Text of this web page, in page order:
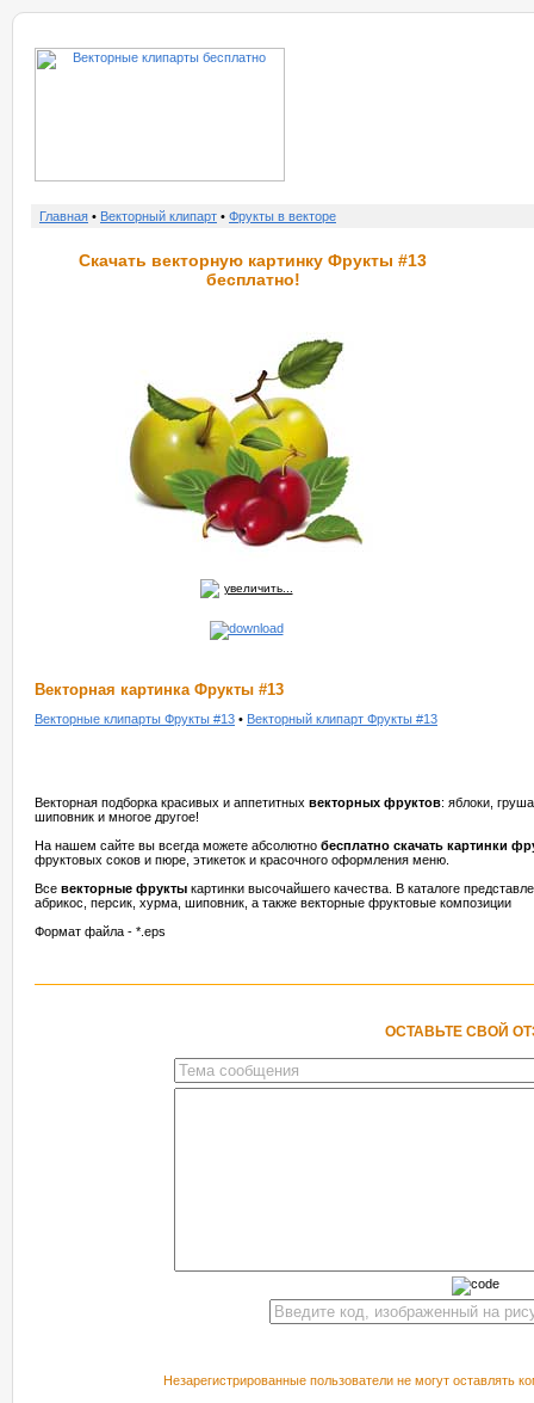
Главная • Векторный клипарт • Фрукты в векторе
Скачать векторную картинку Фрукты #13
бесплатно!
увеличить...
Векторная картинка Фрукты #13
Векторные клипарты Фрукты #13 • Векторный клипарт Фрукты #13
Векторная подборка красивых и аппетитных векторных фруктов: яблоки,
шиповник и многое другое!
На нашем сайте вы всегда можете абсолютно бесплатно скачать картинки
фруктовых соков и пюре, этикеток и красочного оформления меню.
Все векторные фрукты картинки высочайшего качества. В каталоге
абрикос, персик, хурма, шиповник, а также векторные фруктовые композиции
Формат файла - *.eps
ОСТАВЬТЕ СВОЙ
Незарегистрированные пользователи не могут оставлять